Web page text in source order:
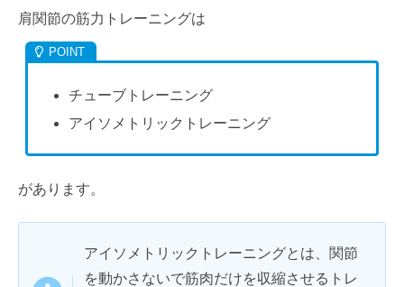
肩関節の筋力トレーニングは
チューブトレーニング
アイソメトリックトレーニング
があります。
アイソメトリックトレーニングとは、関節
を動かさないで筋肉だけを収縮させるトレ